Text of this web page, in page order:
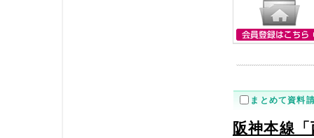
まとめて資料
阪神本線